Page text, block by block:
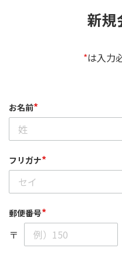
新規
*は入力
お名前*
フリガナ*
郵便番号*
〒